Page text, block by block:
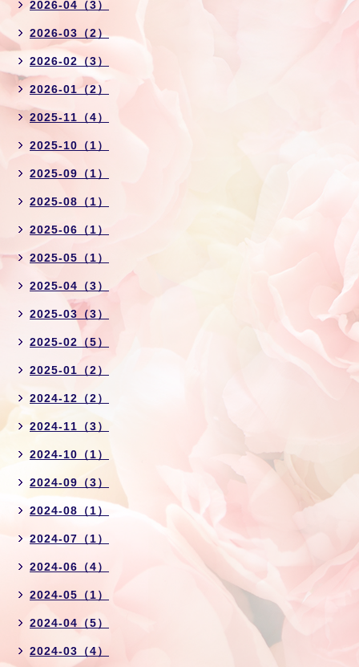
2026-04（3）
2026-03（2）
2026-02（3）
2026-01（2）
2025-11（4）
2025-10（1）
2025-09（1）
2025-08（1）
2025-06（1）
2025-05（1）
2025-04（3）
2025-03（3）
2025-02（5）
2025-01（2）
2024-12（2）
2024-11（3）
2024-10（1）
2024-09（3）
2024-08（1）
2024-07（1）
2024-06（4）
2024-05（1）
2024-04（5）
2024-03（4）